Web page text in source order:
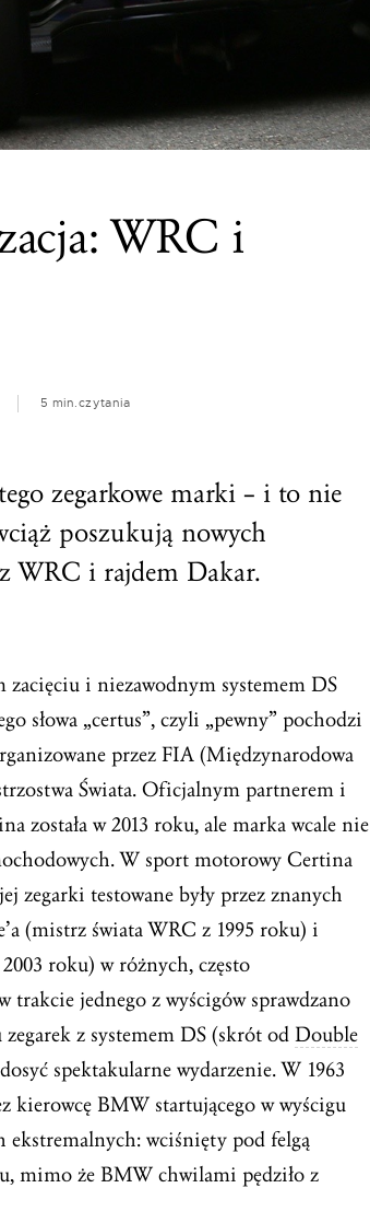
WRC i
5 min.czytania
zegarkowe marki – i to nie
poszukują nowych
WRC i rajdem Dakar.
i niezawodnym systemem DS
słowa „certus”, czyli „pewny” pochodzi
przez FIA (Międzynarodowa
Świata. Oficjalnym partnerem i
została w 2013 roku, ale marka wcale nie
W sport motorowy Certina
zegarki testowane były przez znanych
(mistrz świata WRC z 1995 roku) i
roku) w różnych, często
trakcie jednego z wyścigów sprawdzano
z systemem DS (skrót od Double
spektakularne wydarzenie. W 1963
kierowcę BMW startującego w wyścigu
ekstremalnych: wciśnięty pod felgą
mimo że BMW chwilami pędziło z